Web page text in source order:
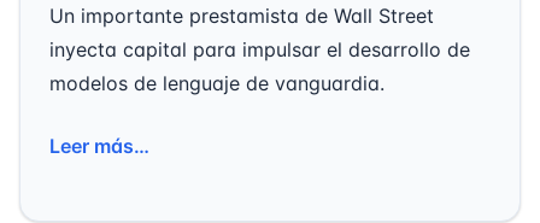
Un importante prestamista de Wall Street
inyecta capital para impulsar el desarrollo de
modelos de lenguaje de vanguardia.
Leer más…